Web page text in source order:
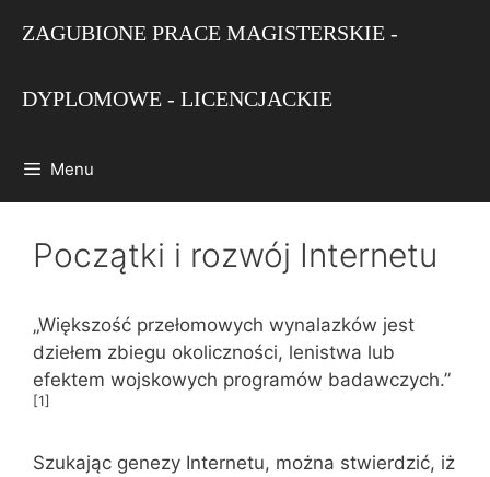
ZAGUBIONE PRACE MAGISTERSKIE -
DYPLOMOWE - LICENCJACKIE
Menu
Początki i rozwój Internetu
„Większość przełomowych wynalazków jest
dziełem zbiegu okoliczności, lenistwa lub
efektem wojskowych programów badawczych.”
[1]
Szukając genezy Internetu, można stwierdzić, iż